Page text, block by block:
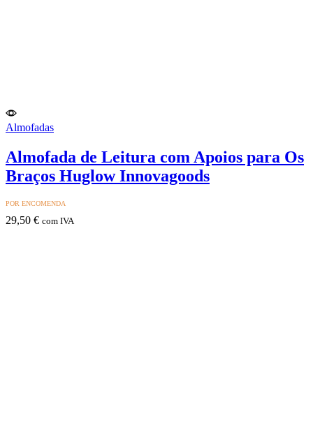
Almofadas
Almofada de Leitura com Apoios para Os
Braços Huglow Innovagoods
POR ENCOMENDA
29,50 € com IVA